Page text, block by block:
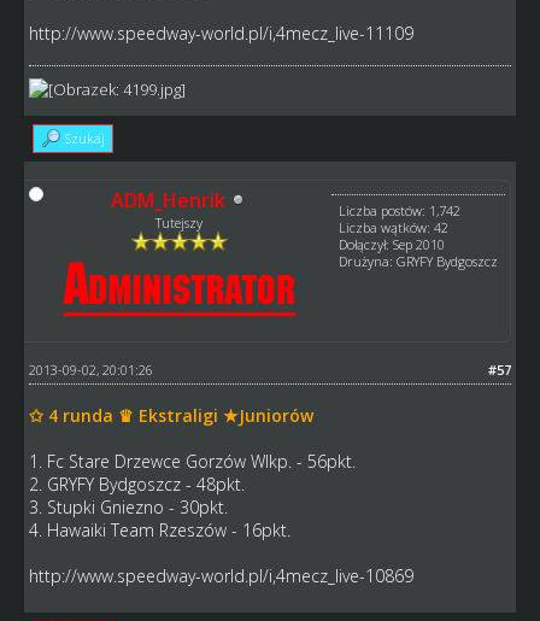
http://www.speedway-world.pl/i,4mecz_live-11109
Szukaj
ADM_Henrik
Tutejszy
Liczba postów: 1,742
Liczba wątków: 42
Dołączył: Sep 2010
Drużyna: GRYFY Bydgoszcz
#57
2013-09-02, 20:01:26
✩ 4 runda ♛ Ekstraligi ★Juniorów
1. Fc Stare Drzewce Gorzów Wlkp. - 56pkt.
2. GRYFY Bydgoszcz - 48pkt.
3. Stupki Gniezno - 30pkt.
4. Hawaiki Team Rzeszów - 16pkt.
http://www.speedway-world.pl/i,4mecz_live-10869